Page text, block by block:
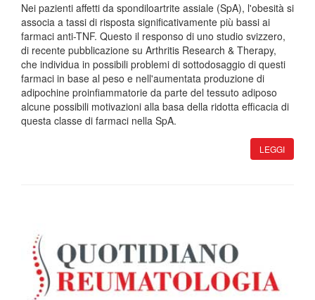
Nei pazienti affetti da spondiloartrite assiale (SpA), l'obesità si
associa a tassi di risposta significativamente più bassi ai
farmaci anti-TNF. Questo il responso di uno studio svizzero,
di recente pubblicazione su Arthritis Research & Therapy,
che individua in possibili problemi di sottodosaggio di questi
farmaci in base al peso e nell'aumentata produzione di
adipochine proinfiammatorie da parte del tessuto adiposo
alcune possibili motivazioni alla basa della ridotta efficacia di
questa classe di farmaci nella SpA.
LEGGI